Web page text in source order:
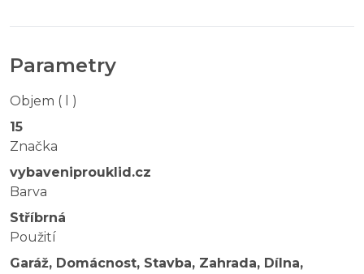
Parametry
Objem ( l )
15
Značka
vybaveniprouklid.cz
Barva
Stříbrná
Použití
Garáž, Domácnost, Stavba, Zahrada, Dílna,